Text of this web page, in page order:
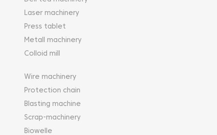
Laser machinery
Press tablet
Metall machinery
Colloid mill
Wire machinery
Protection chain
Blasting machine
Scrap-machinery
Biowelle